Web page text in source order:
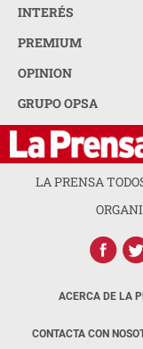
INTERÉS
PREMIUM
OPINION
GRUPO OPSA
LA PRENSA
ACERCA DE LA
CONTACTA CON